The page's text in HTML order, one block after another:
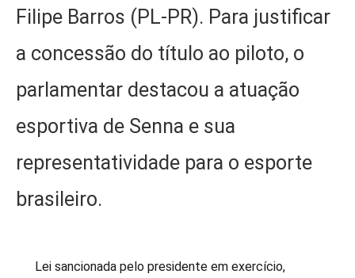
Filipe Barros (PL-PR). Para justificar
a concessão do título ao piloto, o
parlamentar destacou a atuação
esportiva de Senna e sua
representatividade para o esporte
brasileiro.
Lei sancionada pelo presidente em exercício,